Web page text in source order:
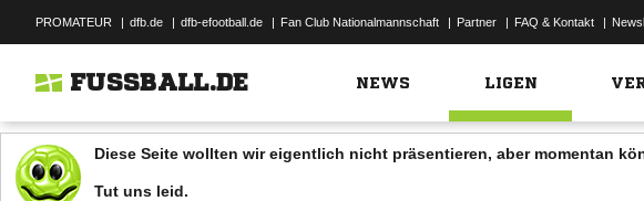
PROMATEUR | dfb.de | dfb-efootball.de | Fan Club Nationalmannschaft | Partner | FAQ & Kontakt |
FUSSBALL.DE NEWS LIGEN
Diese Seite wollten wir eigentlich nicht präsentieren, aber momentan
Tut uns leid.